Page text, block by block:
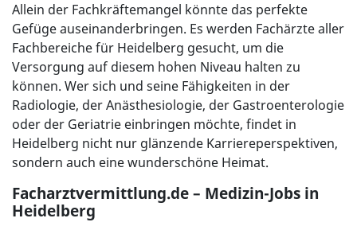
Allein der Fachkräftemangel könnte das perfekte
Gefüge auseinanderbringen. Es werden Fachärzte aller
Fachbereiche für Heidelberg gesucht, um die
Versorgung auf diesem hohen Niveau halten zu
können. Wer sich und seine Fähigkeiten in der
Radiologie, der Anästhesiologie, der Gastroenterologie
oder der Geriatrie einbringen möchte, findet in
Heidelberg nicht nur glänzende Karriereperspektiven,
sondern auch eine wunderschöne Heimat.
Facharztvermittlung.de – Medizin-Jobs in
Heidelberg